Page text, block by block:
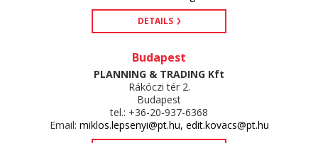
DETAILS
Budapest
PLANNING & TRADING Kft
Rákóczi tér 2.
Budapest
tel.: +36-20-937-6368
Email: miklos.lepsenyi@pt.hu, edit.kovacs@pt.hu